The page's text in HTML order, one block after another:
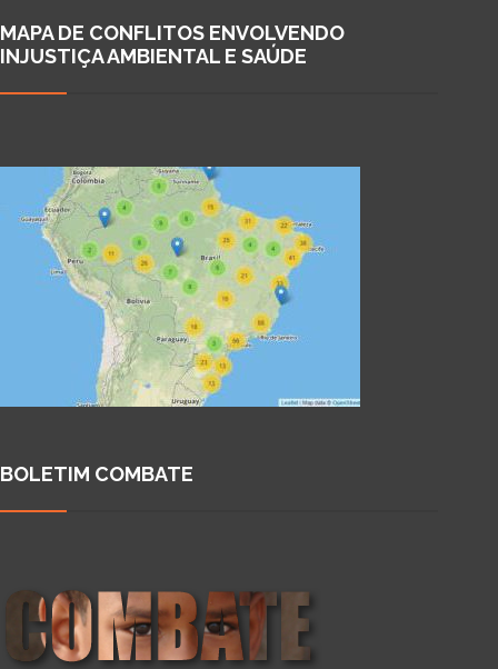
MAPA DE CONFLITOS ENVOLVENDO
INJUSTIÇA AMBIENTAL E SAÚDE
BOLETIM COMBATE